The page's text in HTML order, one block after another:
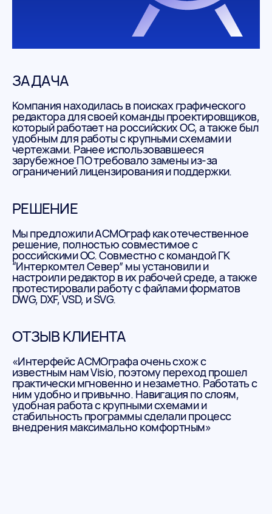
ЗАДАЧА
Компания находилась в поисках графического
редактора для своей команды проектировщиков,
который работает на российских ОС, а также был
удобным для работы с крупными схемами и
чертежами. Ранее использовавшееся
зарубежное ПО требовало замены из-за
ограничений лицензирования и поддержки.
РЕШЕНИЕ
Мы предложили АСМОграф как отечественное
решение, полностью совместимое с
российскими ОС. Совместно с командой ГК
“Интеркомтел Север” мы установили и
настроили редактор в их рабочей среде, а также
протестировали работу с файлами форматов
DWG, DXF, VSD, и SVG.
ОТЗЫВ КЛИЕНТА
«Интерфейс АСМОграфа очень схож с
известным нам Visio, поэтому переход прошел
практически мгновенно и незаметно. Работать с
ним удобно и привычно. Навигация по слоям,
удобная работа с крупными схемами и
стабильность программы сделали процесс
внедрения максимально комфортным»